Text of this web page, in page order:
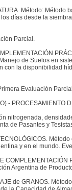
Método: Método
días desde la
Parcial.
de Suelos en
con la disponibilidad
Evaluación
-
nitrogenada,
de Pasantes y
y en el mundo.
COMPLEMENTACIÓN
Argentina de
de GRANOS.